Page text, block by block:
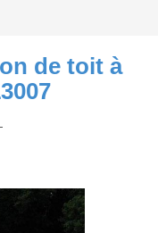
de toit à